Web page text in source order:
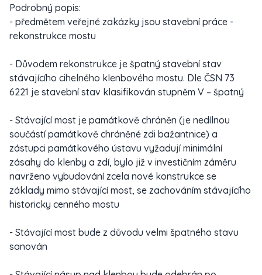
Podrobný popis:
- předmětem veřejné zakázky jsou stavební práce -
rekonstrukce mostu
- Důvodem rekonstrukce je špatný stavební stav
stávajícího cihelného klenbového mostu. Dle ČSN 73
6221 je stavební stav klasifikován stupněm V – špatný
- Stávající most je památkově chráněn (je nedílnou
součástí památkově chráněné zdi bažantnice) a
zástupci památkového ústavu vyžadují minimální
zásahy do klenby a zdí, bylo již v investičním záměru
navrženo vybudování zcela nové konstrukce se
základy mimo stávající most, se zachováním stávajícího
historicky cenného mostu
- Stávající most bude z důvodu velmi špatného stavu
sanován